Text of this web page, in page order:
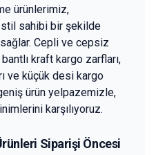
ürünlerimiz,
sahibi bir şekilde
Cepli ve cepsiz
kraft kargo zarfları,
ve küçük desi kargo
ürün yelpazemizle,
karşılıyoruz.
Siparişi Öncesi